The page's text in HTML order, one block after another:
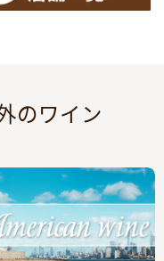
のワイン